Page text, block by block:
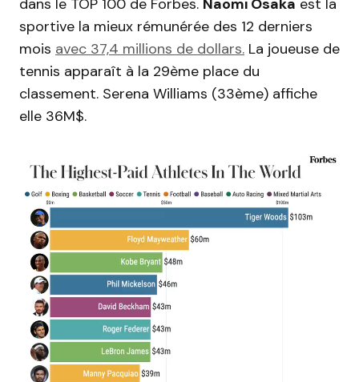
dans le TOP 100 de Forbes. Naomi Osaka est la
sportive la mieux rémunérée des 12 derniers
mois avec 37,4 millions de dollars. La joueuse de
tennis apparaît à la 29ème place du
classement. Serena Williams (33ème) affiche
elle 36M$.
Lecteur